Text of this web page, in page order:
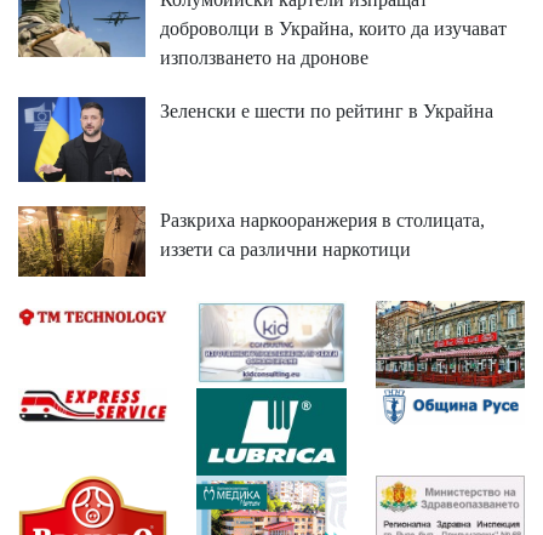
доброволци в Украйна, които да изучават
използването на дронове
Зеленски е шести по рейтинг в Украйна
Разкриха наркооранжерия в столицата,
иззети са различни наркотици